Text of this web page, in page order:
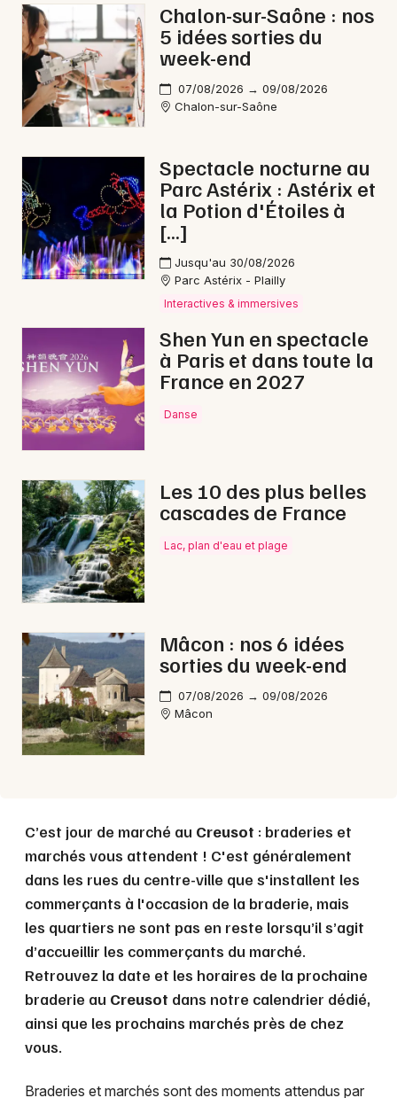
Chalon-sur-Saône : nos
5 idées sorties du
week-end
07/08/2026 → 09/08/2026
Chalon-sur-Saône
Spectacle nocturne au
Parc Astérix : Astérix et
la Potion d'Étoiles à
[…]
Jusqu'au 30/08/2026
Parc Astérix - Plailly
Interactives & immersives
Shen Yun en spectacle
à Paris et dans toute la
France en 2027
Danse
Les 10 des plus belles
cascades de France
Lac, plan d'eau et plage
Mâcon : nos 6 idées
sorties du week-end
07/08/2026 → 09/08/2026
Mâcon
C’est jour de marché au Creusot : braderies et
marchés vous attendent ! C'est généralement
dans les rues du centre-ville que s'installent les
commerçants à l'occasion de la braderie, mais
les quartiers ne sont pas en reste lorsqu’il s’agit
d’accueillir les commerçants du marché.
Retrouvez la date et les horaires de la prochaine
braderie au Creusot dans notre calendrier dédié,
ainsi que les prochains marchés près de chez
vous.
Braderies et marchés sont des moments attendus par